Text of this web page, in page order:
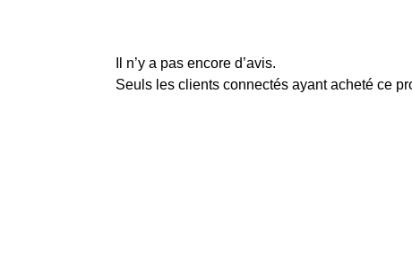
Il n’y a pas encore d’avis.
Seuls les clients connectés ayant acheté ce